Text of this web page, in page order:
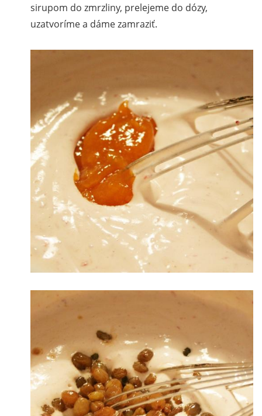
sirupom do zmrzliny, prelejeme do dózy,
uzatvoríme a dáme zamraziť.